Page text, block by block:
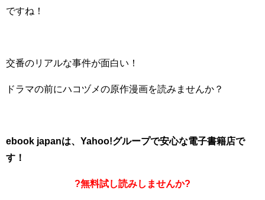
ですね！
交番のリアルな事件が面白い！
ドラマの前にハコヅメの原作漫画を読みませんか？
ebook japanは、Yahoo!グループで安心な電子書籍店で
す！
?無料試し読みしませんか?